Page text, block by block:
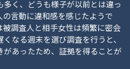
く、どうも様子が以前とは違っ
言動に違和感を感じたようで
調査人と相手女性は頻繁に密会
なる週末を選び調査を行うと、
あったため、証拠を得ることが